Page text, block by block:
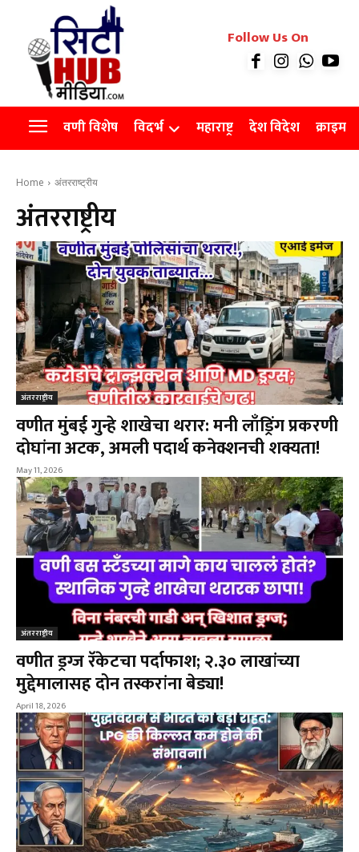
रियल इस्टेट
Videos
Agro
Follow Us On
वणी विशेष विदर्भ महाराष्ट्र देश विदेश क्राइम
Home अंतरराष्ट्रीय
अंतरराष्ट्रीय
अंतरराष्ट्रीय
वणीत मुंबई गुन्हे शाखेचा थरार: मनी लाँड्रिंग प्रकरणी
दोघांना अटक, अमली पदार्थ कनेक्शनची शक्यता!
May 11, 2026
अंतरराष्ट्रीय
वणीत ड्रग्ज रॅकेटचा पर्दाफाश; २.३० लाखांच्या
मुद्देमालासह दोन तस्करांना बेड्या!
April 18, 2026